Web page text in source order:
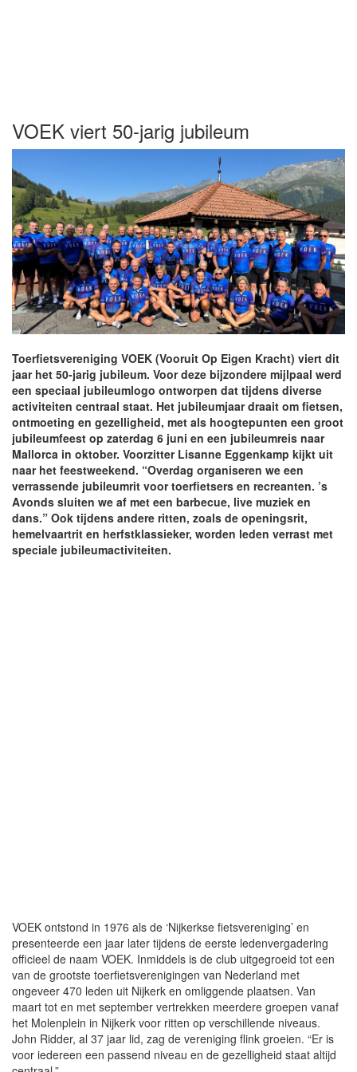
VOEK viert 50-jarig jubileum
Toerfietsvereniging VOEK (Vooruit Op Eigen Kracht) viert dit
jaar het 50-jarig jubileum. Voor deze bijzondere mijlpaal werd
een speciaal jubileumlogo ontworpen dat tijdens diverse
activiteiten centraal staat. Het jubileumjaar draait om fietsen,
ontmoeting en gezelligheid, met als hoogtepunten een groot
jubileumfeest op zaterdag 6 juni en een jubileumreis naar
Mallorca in oktober. Voorzitter Lisanne Eggenkamp kijkt uit
naar het feestweekend. “Overdag organiseren we een
verrassende jubileumrit voor toerfietsers en recreanten. ’s
Avonds sluiten we af met een barbecue, live muziek en
dans.” Ook tijdens andere ritten, zoals de openingsrit,
hemelvaartrit en herfstklassieker, worden leden verrast met
speciale jubileumactiviteiten.
VOEK ontstond in 1976 als de ‘Nijkerkse fietsvereniging’ en
presenteerde een jaar later tijdens de eerste ledenvergadering
officieel de naam VOEK. Inmiddels is de club uitgegroeid tot een
van de grootste toerfietsverenigingen van Nederland met
ongeveer 470 leden uit Nijkerk en omliggende plaatsen. Van
maart tot en met september vertrekken meerdere groepen vanaf
het Molenplein in Nijkerk voor ritten op verschillende niveaus.
John Ridder, al 37 jaar lid, zag de vereniging flink groeien. “Er is
voor iedereen een passend niveau en de gezelligheid staat altijd